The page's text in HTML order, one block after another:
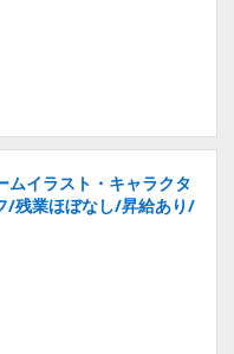
ムイラスト・キャラクタ
/残業ほぼなし/昇給あり/